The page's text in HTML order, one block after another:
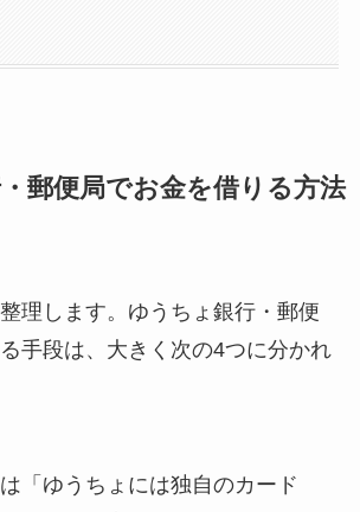
郵便局でお金を借りる方法
理します。ゆうちょ銀行・郵便
手段は、大きく次の4つに分かれ
「ゆうちょには独自のカード